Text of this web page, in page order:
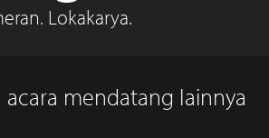
Lokakarya.
acara mendatang lainnya